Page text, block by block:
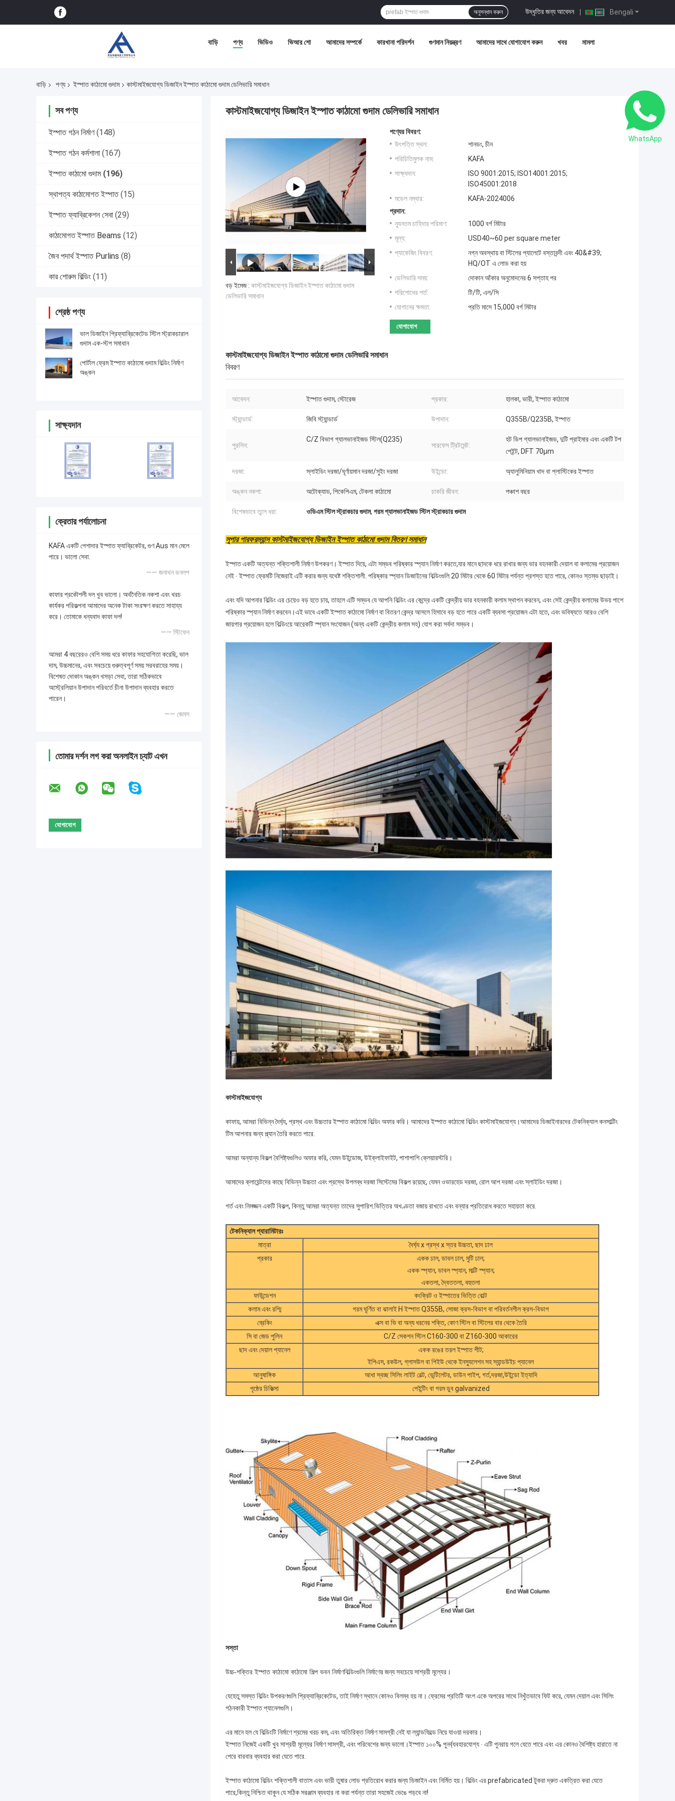
Bengali
উদ্ধৃতির জন্য আবেদন |
অনুসন্ধান করুন
বাড়ি পণ্য ভিডিও ভিআর শো আমাদের সম্পর্কে কারখানা পরিদর্শন গুণমান নিয়ন্ত্রণ আমাদের সাথে যোগাযোগ করুন খবর মামলা
বাড়ি পণ্য ইস্পাত কাঠামো গুদাম কাস্টমাইজযোগ্য ডিজাইন ইস্পাত কাঠামো গুদাম ডেলিভারি সমাধান
সব পণ্য
ইস্পাত গঠন নির্মাণ (148)
ইস্পাত গঠন কর্মশালা (167)
ইস্পাত কাঠামো গুদাম (196)
স্থাপত্য কাঠামোগত ইস্পাত (15)
ইস্পাত ফ্যাব্রিকেশন সেবা (29)
কাঠামোগত ইস্পাত Beams (12)
জৈব পদার্থ ইস্পাত Purlins (8)
কার শোরুম বিল্ডিং (11)
শ্রেষ্ঠ পণ্য
ভাল ডিজাইন প্রিফ্যাব্রিকেটেড স্টিল স্ট্রাকচারাল
গুদাম এক-স্টপ সমাধান
পোর্টাল ফ্রেম ইস্পাত কাঠামো গুদাম বিল্ডিং নির্মাণ
অঙ্কন
সাক্ষ্যদান
ক্রেতার পর্যালোচনা
KAFA একটি পেশাদার ইস্পাত ফ্যাব্রিকেটর, গুণ Aus মান মেলে
পারে। ভালো সেবা.
—— জনাথন ডনলপ
কাফার প্রকৌশলী দল খুব ভালো। অর্থনৈতিক নকশা এবং খরচ
কার্যকর পরিকল্পনা আমাদের অনেক টাকা সংরক্ষণ করতে সাহায্য
করে। তোমাকে ধন্যবাদ কাফা দল!
—— স্টিফেন
আমরা 4 বছরেরও বেশি সময় ধরে কাফার সহযোগিতা করেছি, ভাল
দাম, উচ্চমানের, এবং সবচেয়ে গুরুত্বপূর্ণ সময় সরবরাহের সময়।
বিশেষত দোকান অঙ্কন খসড়া সেবা, তারা সঠিকভাবে
অস্ট্রেলিয়ান উপাদান পরিবর্তে চীনা উপাদান ব্যবহার করতে
পারেন।
—— জেমস
তোমার দর্শন লগ করা অনলাইন চ্যাট এখন
কাস্টমাইজযোগ্য ডিজাইন ইস্পাত কাঠামো গুদাম ডেলিভারি সমাধান
বড় ইমেজ : কাস্টমাইজযোগ্য ডিজাইন ইস্পাত কাঠামো গুদাম
ডেলিভারি সমাধান
পণ্যের বিবরণ:
উৎপত্তি স্থল:
শানডং, চীন
পরিচিতিমুলক নাম:
KAFA
সাক্ষ্যদান:
ISO 9001:2015; ISO14001:2015;
ISO45001:2018
মডেল নম্বার:
KAFA-2024006
প্রদান:
ন্যূনতম চাহিদার পরিমাণ:
1000 বর্গ মিটার
মূল্য:
USD40~60 per square meter
প্যাকেজিং বিবরণ:
নগ্ন অবস্থায় বা স্টিলের প্যালেটে বস্তাবন্দী এবং 40&#39;
HQ/OT এ লোড করা হয়
ডেলিভারি সময়:
দোকান আঁকার অনুমোদনের 6 সপ্তাহ পর
পরিশোধের শর্ত:
টি/টি, এল/সি
যোগানের ক্ষমতা:
প্রতি মাসে 15,000 বর্গ মিটার
যোগাযোগ
কাস্টমাইজযোগ্য ডিজাইন ইস্পাত কাঠামো গুদাম ডেলিভারি সমাধান
বিবরণ
আবেদন: ইস্পাত গুদাম, স্টোরেজ প্রকার: হালকা, ভারী, ইস্পাত কাঠামো
স্ট্যান্ডার্ড: জিবি স্ট্যান্ডার্ড উপাদান: Q355B/Q235B, ইস্পাত
পুরলিন:
C/Z বিভাগ গ্যালভানাইজড স্টিল(Q235)
সারফেস ট্রিটমেন্ট:
হট ডিপ গ্যালভানাইজড, দুটি প্রাইমার এবং একটি টপ
পেইন্ট, DFT 70μm
দরজা: স্লাইডিং দরজা/ঘূর্ণায়মান দরজা/সুইং দরজা উইন্ডো: অ্যালুমিনিয়াম খাদ বা প্লাস্টিকের ইস্পাত
অঙ্কন নকশা: অটোক্যাড, পিকেপিএম, টেকলা কাঠামো চাকরি জীবন: পঞ্চাশ বছর
বিশেষভাবে তুলে ধরা: ওডিএম স্টিল স্ট্রাকচার গুদাম, গরম গ্যালভানাইজড স্টিল স্ট্রাকচার গুদাম
সুপার পারফরম্যান্স কাস্টমাইজযোগ্য ডিজাইন ইস্পাত কাঠামো গুদাম বিতরণ সমাধান
ইস্পাত একটি অত্যন্ত শক্তিশালী নির্মাণ উপকরণ। ইস্পাত দিয়ে, এটা সম্ভব পরিষ্কার স্প্যান নির্মাণ করতে,যার মানে ছাদকে ধরে রাখার জন্য ভার বহনকারী দেয়াল বা কলামের প্রয়োজন
নেই ∙ ইস্পাত ফ্রেমটি নিজেরাই এটি করার জন্য যথেষ্ট শক্তিশালী. পরিষ্কার স্প্যান ডিজাইনের বিল্ডিংগুলি 20 মিটার থেকে 60 মিটার পর্যন্ত প্রশস্ত হতে পারে, কোনও স্তম্ভ ছাড়াই।
এবং যদি আপনার বিল্ডিং এর চেয়েও বড় হতে চায়, তাহলে এটি সম্ভব যে আপনি বিল্ডিং এর কেন্দ্রে একটি কেন্দ্রীয় ভার বহনকারী কলাম স্থাপন করবেন, এবং সেই কেন্দ্রীয় কলামের উভয় পাশে
পরিষ্কার স্প্যান নির্মাণ করবেন।এই ভাবে একটি ইস্পাত কাঠামো নির্মাণ বা বিতরণ কেন্দ্র আসলে হিসাবে বড় হতে পারে একটি ব্যবসা প্রয়োজন এটা হতে, এবং ভবিষ্যতে আরও বেশি
জায়গার প্রয়োজন হলে বিল্ডিংয়ে আরেকটি স্প্যান সংযোজন (অন্য একটি কেন্দ্রীয় কলাম সহ) যোগ করা সর্বদা সম্ভব।
কাস্টমাইজযোগ্য
কাফায়, আমরা বিভিন্ন দৈর্ঘ্য, প্রস্থ এবং উচ্চতার ইস্পাত কাঠামো বিল্ডিং অফার করি। আমাদের ইস্পাত কাঠামো বিল্ডিং কাস্টমাইজযোগ্য।আমাদের ডিজাইনারদের টেকনিক্যাল কনসাল্টিং
টিম আপনার জন্য প্ল্যান তৈরি করতে পারে.
আমরা অন্যান্য বিকল্প বৈশিষ্ট্যগুলিও অফার করি, যেমন উইন্ডোজ, উইক্লাইফাইট, পাশাপাশি ক্লেয়ারস্টরি।
আমাদের ক্লায়েন্টদের কাছে বিভিন্ন উচ্চতা এবং প্রস্থে উপলব্ধ দরজা সিস্টেমের বিকল্প রয়েছে, যেমন ওভারহেড দরজা, রোল আপ দরজা এবং স্লাইডিং দরজা।
গর্ত এবং নিমজ্জন একটি বিকল্প, কিন্তু আমরা অত্যন্ত তাদের সুপারিশ.ভিত্তির অখণ্ডতা বজায় রাখতে এবং বন্যার প্রতিরোধ করতে সহায়তা করে.
টেকনিক্যাল প্যারামিটারঃ
মাত্রা
দৈর্ঘ্য x প্রস্থ x স্তর উচ্চতা, ছাদ ঢাল
প্রকার
একক ঢাল, ডাবল ঢাল, মুটি ঢাল;
একক স্প্যান, ডাবল স্প্যান, মাল্টি স্প্যান;
একতলা, দ্বৈততলা, বহুতলা
ফাউন্ডেশন
কংক্রিট ও ইস্পাতের ভিত্তি বোল্ট
কলাম এবং রশ্মি
গরম ঘূর্ণিত বা ঝালাই H ইস্পাত Q355B, সোজা ক্রস-বিভাগ বা পরিবর্তনশীল ক্রস-বিভাগ
ব্রেকিং
এক্স বা ভি বা অন্য ধরনের শক্তি, কোণ স্টিল বা স্টিলের বার থেকে তৈরি
সি বা জেড পুলিন
C/Z সেকশন স্টিল C160-300 বা Z160-300 আকারের
ছাদ এবং দেয়াল প্যানেল
একক রঙের তরল ইস্পাত শীট;
ইপিএস, রকউল, গ্লাসউল বা পিইউ থেকে ইনস্যুলেশন সহ স্যান্ডউইচ প্যানেল
আনুষাঙ্গিক
আধা স্বচ্ছ সিলিং লাইট বেল্ট, ভেন্টিলেটর, ডাউন পাইপ, গর্ত,দরজা,উইন্ডো ইত্যাদি
পৃষ্ঠের চিকিত্সা
পেইন্টিং বা গরম ডুব galvanized
সস্তা
উচ্চ-শক্তির ইস্পাত কাঠামো কাঠামো শিল্প ভবন নির্মাণবিল্ডিংগুলি নির্মাণের জন্য সবচেয়ে সাশ্রয়ী মূল্যের।
যেহেতু সমস্ত বিল্ডিং উপকরণগুলি প্রিফ্যাব্রিকেটেড, তাই নির্মাণ স্থানে কোনও বিলম্ব হয় না। ফ্রেমের প্রতিটি অংশ একে অপরের সাথে নিখুঁতভাবে ফিট করে, যেমন দেয়াল এবং সিলিং
গঠনকারী ইস্পাত প্যানেলগুলি।
এর মানে হল যে বিল্ডিংটি নির্মাণে শ্রমের খরচ কম, এবং অতিরিক্ত নির্মাণ সামগ্রী নেই যা ল্যান্ডফিল্ডে নিয়ে যাওয়া দরকার।
ইস্পাত নিজেই একটি খুব সাশ্রয়ী মূল্যের নির্মাণ সামগ্রী, এবং পরিবেশের জন্য ভালো।ইস্পাত ১০০% পুনর্ব্যবহারযোগ্য ∙ এটি পুনরায় গলে যেতে পারে এবং এর কোনও বৈশিষ্ট্য হারাতে না
পেরে বারবার ব্যবহার করা যেতে পারে.
ইস্পাত কাঠামো বিল্ডিং শক্তিশালী বাতাস এবং ভারী তুষার লোড প্রতিরোধ করার জন্য ডিজাইন এবং নির্মিত হয়। বিল্ডিং এর prefabricated টুকরা দ্রুত একত্রিত করা যেতে
পারে,কিন্তু নিশ্চিত থাকুন যে সঠিক সরঞ্জাম ব্যবহার না করা পর্যন্ত তারা সহজেই ভেঙে পড়বে না!
WhatsApp